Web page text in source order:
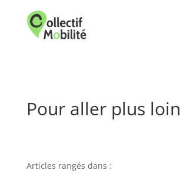
Pour aller plus loin
Articles rangés dans :